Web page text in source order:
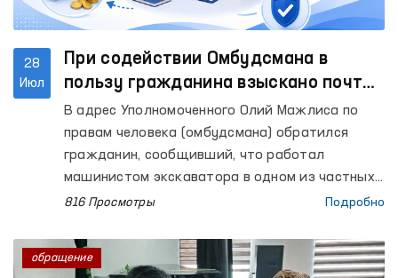
28
Июл
При содействии Омбудсмана в
пользу гражданина взыскано почти
60 миллионов сумов заработной
платы и компенсации
В адрес Уполномоченного Олий Мажлиса по
правам человека (омбудсмана) обратился
гражданин, сообщивший, что работал
машинистом экскаватора в одном из частных
предприятий. Вместе с тем он выразил
заработная плата за период с января по май
2025 года, а также расчётные выплаты,
816 Просмотры Подробно
обращение